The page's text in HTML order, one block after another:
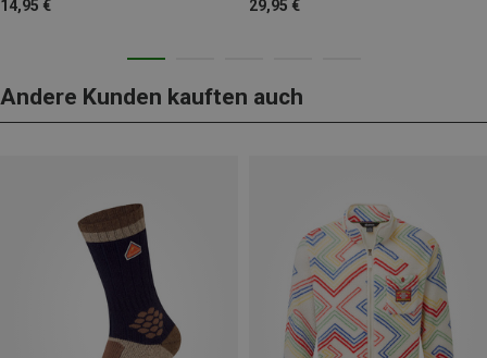
14,95 €
29,95 €
Andere Kunden kauften auch